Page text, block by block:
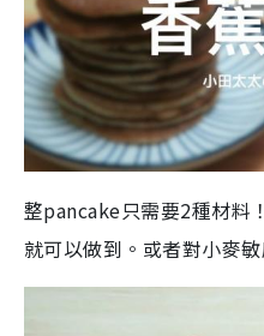
整pancake只需要2種材料
就可以做到。或者對小麥